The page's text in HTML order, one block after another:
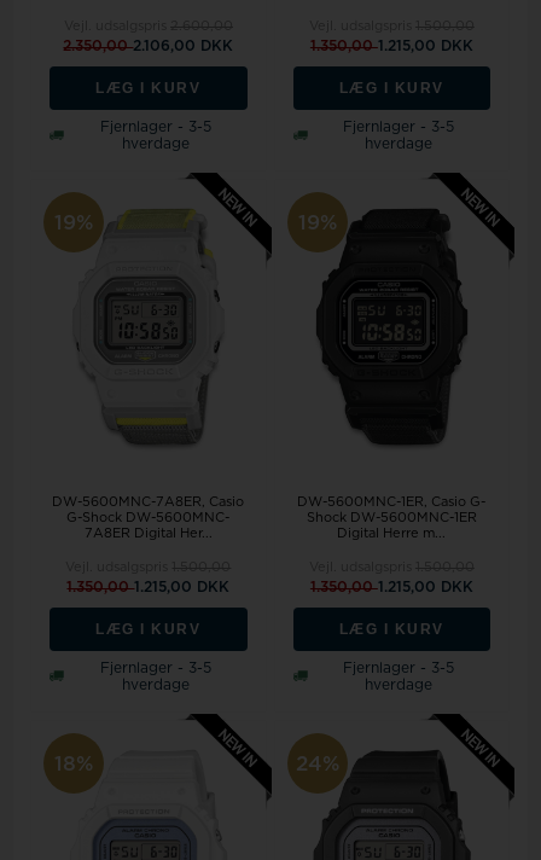
2.350,002.106,00 DKK
LÆG I KURV
Fjernlager - 3-5
hverdage
1.350,001.215,00 DKK
LÆG I KURV
Fjernlager - 3-5
hverdage
19%
DW-5600MNC-7A8ER, Casio
G-Shock DW-5600MNC-
7A8ER Digital Her...
1.350,001.215,00 DKK
LÆG I KURV
Fjernlager - 3-5
hverdage
19%
DW-5600MNC-1ER, Casio G-
Shock DW-5600MNC-1ER
Digital Herre m...
1.350,001.215,00 DKK
LÆG I KURV
Fjernlager - 3-5
hverdage
18% 24%